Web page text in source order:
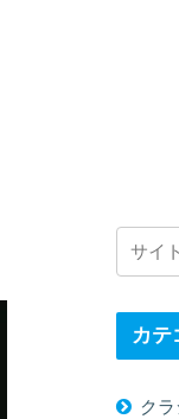
カテ
ク